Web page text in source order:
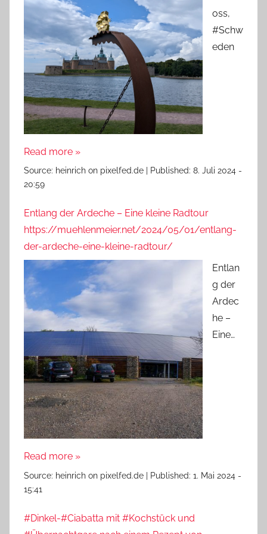
oss,
#Schw
eden
Read more »
Source: heinrich on pixelfed.de Published: 8. Juli 2024 -
20:59
Entlang der Ardeche – Eine kleine Radtour
https://muehlenmeier.net/2024/05/01/entlang-
der-ardeche-eine-kleine-radtour/
Entlan
g der
Ardec
he –
Eine…
Read more »
Source: heinrich on pixelfed.de Published: 1. Mai 2024 -
15:41
#Dinkel-#Ciabatta mit #Kochstück und